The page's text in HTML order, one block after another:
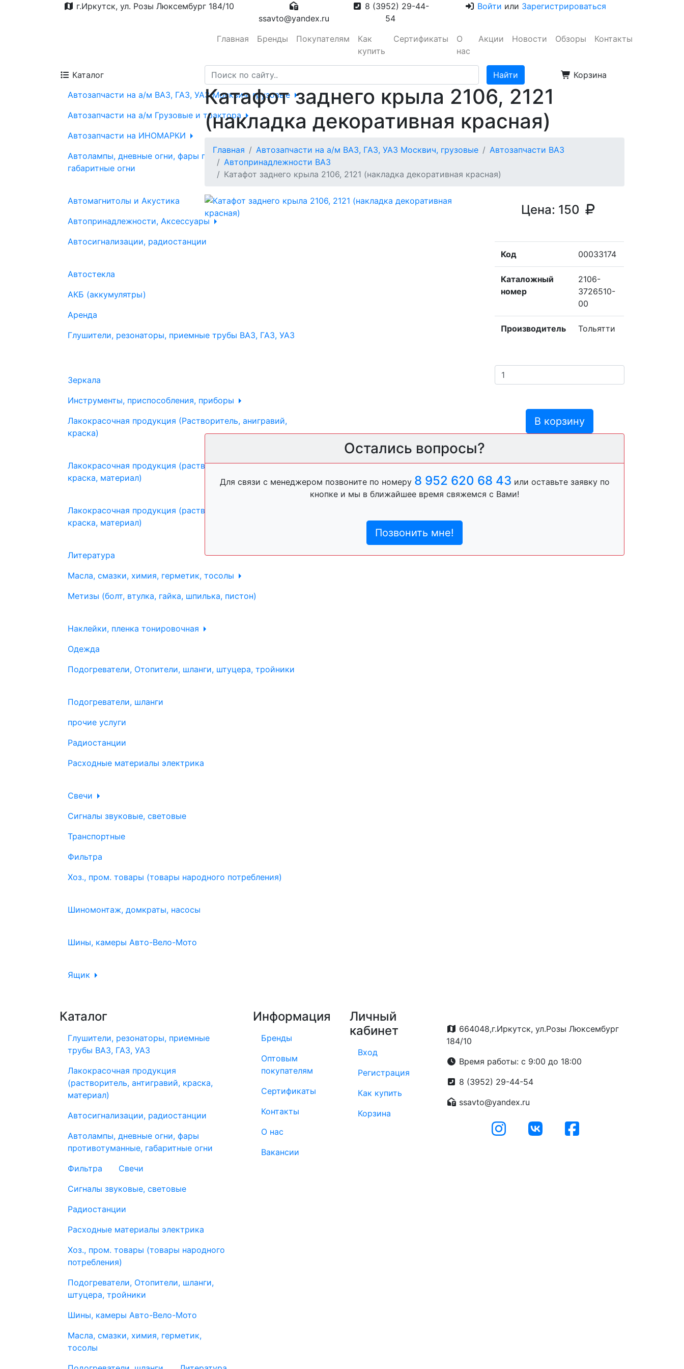
г.Иркутск, ул. Розы Люксембург 184/10
ssavto@yandex.ru
8 (3952) 29-44-
54
Войти или Зарегистрироваться
Главная Бренды Покупателям
Как
купить
Сертификаты
О
нас
Акции Новости Обзоры Контакты
Каталог
Корзина
Автозапчасти на а/м ВАЗ, ГАЗ, УАЗ Москвич, грузовые
Автозапчасти на а/м Грузовые и трактора
Автозапчасти на ИНОМАРКИ
Автолампы, дневные огни, фары противотуманные,
габаритные огни
Автомагнитолы и Акустика
Автопринадлежности, Аксессуары
Автосигнализации, радиостанции
Автостекла
АКБ (аккумулятры)
Аренда
Глушители, резонаторы, приемные трубы ВАЗ, ГАЗ, УАЗ
Зеркала
Инструменты, приспособления, приборы
Лакокрасочная продукция (Растворитель, анигравий,
краска)
Лакокрасочная продукция (растворитель, анигравий,
краска, материал)
Лакокрасочная продукция (растворитель, антигравий,
краска, материал)
Литература
Масла, смазки, химия, герметик, тосолы
Метизы (болт, втулка, гайка, шпилька, пистон)
Наклейки, пленка тонировочная
Одежда
Подогреватели, Отопители, шланги, штуцера, тройники
Подогреватели, шланги
прочие услуги
Радиостанции
Расходные материалы электрика
Свечи
Сигналы звуковые, световые
Транспортные
Фильтра
Хоз., пром. товары (товары народного потребления)
Шиномонтаж, домкраты, насосы
Шины, камеры Авто-Вело-Мото
Ящик
Катафот заднего крыла 2106, 2121
(накладка декоративная красная)
Главная Автозапчасти на а/м ВАЗ, ГАЗ, УАЗ Москвич, грузовые
Автозапчасти ВАЗ
Автопринадлежности ВАЗ
Катафот заднего крыла 2106, 2121 (накладка декоративная красная)
Цена: 150
Код 00033174
Каталожный
номер
2106-
3726510-
00
Производитель Тольятти
В корзину
Остались вопросы?
Для связи с менеджером позвоните по номеру 8 952 620 68 43 или оставьте заявку по
кнопке и мы в ближайшее время свяжемся с Вами!
Позвонить мне!
Каталог
Глушители, резонаторы, приемные
трубы ВАЗ, ГАЗ, УАЗ
Лакокрасочная продукция
(растворитель, антигравий, краска,
материал)
Автосигнализации, радиостанции
Автолампы, дневные огни, фары
противотуманные, габаритные огни
Фильтра
Свечи
Сигналы звуковые, световые
Радиостанции
Расходные материалы электрика
Хоз., пром. товары (товары народного
потребления)
Подогреватели, Отопители, шланги,
штуцера, тройники
Шины, камеры Авто-Вело-Мото
Масла, смазки, химия, герметик,
тосолы
Информация
Бренды
Оптовым
покупателям
Сертификаты
Контакты
О нас
Вакансии
Личный
кабинет
Вход
Регистрация
Как купить
Корзина
664048,г.Иркутск, ул.Розы Люксембург
184/10
Время работы: с 9:00 до 18:00
8 (3952) 29-44-54
ssavto@yandex.ru